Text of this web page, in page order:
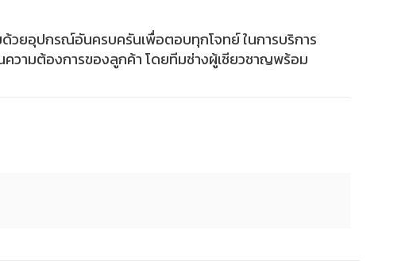
ด้วยอุปกรณ์อันครบครันเพื่อตอบทุกโจทย์ ในการบริการ
ความต้องการของลูกค้า โดยทีมช่างผู้เชียวชาญพร้อม